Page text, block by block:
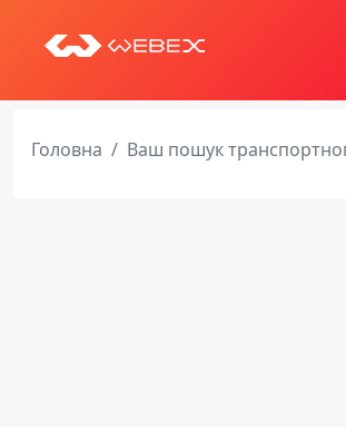
Головна Ваш пошук